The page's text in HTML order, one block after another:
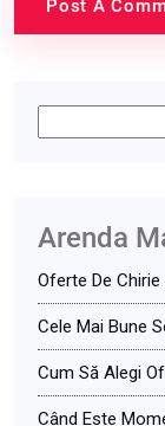
Post A
Arenda
Oferte De
Cele Mai Bune
Cum Să Alegi
Când Este